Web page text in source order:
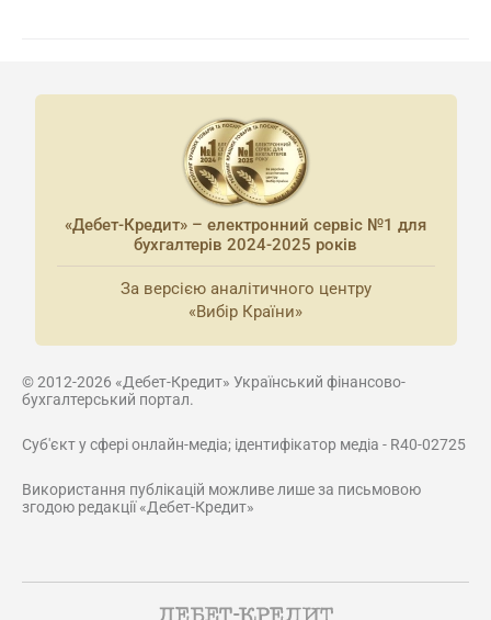
«Дебет-Кредит» – електронний сервіс №1 для
бухгалтерів 2024-2025 років
За версією аналітичного центру
«Вибір Країни»
© 2012-2026 «Дебет-Кредит» Український фінансово-
бухгалтерський портал.
Суб'єкт у сфері онлайн-медіа; ідентифікатор медіа - R40-02725
Використання публікацій можливе лише за письмовою
згодою редакції «Дебет-Кредит»